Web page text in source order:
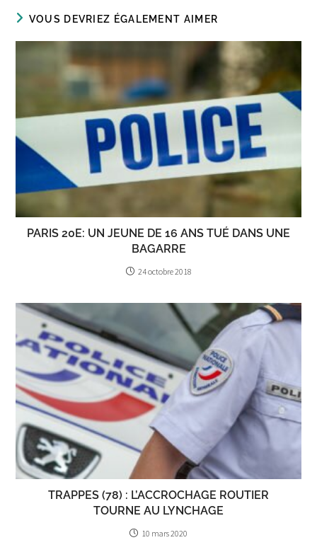
VOUS DEVRIEZ ÉGALEMENT AIMER
PARIS 20E: UN JEUNE DE 16 ANS TUÉ DANS UNE
BAGARRE
24 octobre 2018
TRAPPES (78) : L’ACCROCHAGE ROUTIER
TOURNE AU LYNCHAGE
10 mars 2020